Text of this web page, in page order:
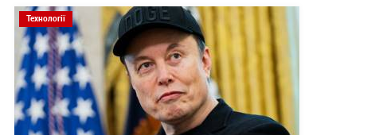
Технології